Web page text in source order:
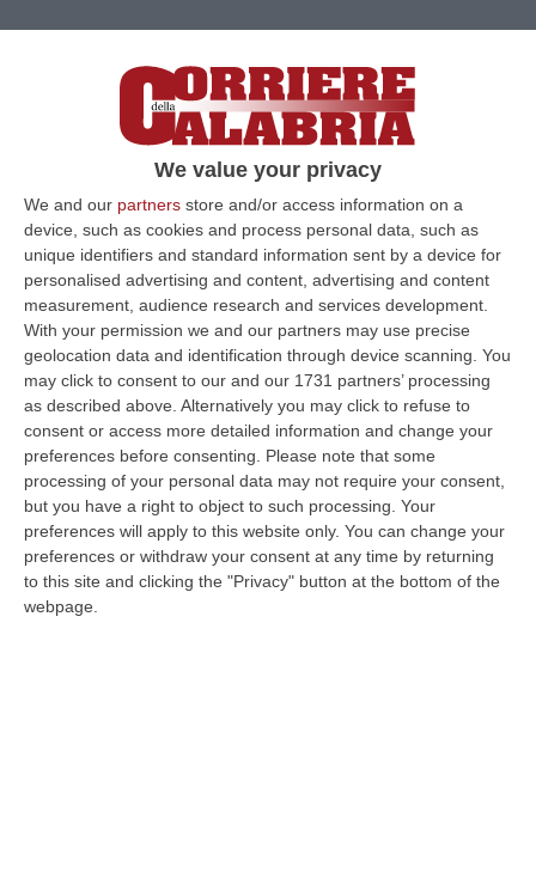
We value your privacy
We and our partners store and/or access information on a
device, such as cookies and process personal data, such as
unique identifiers and standard information sent by a device for
personalised advertising and content, advertising and content
measurement, audience research and services development.
With your permission we and our partners may use precise
geolocation data and identification through device scanning. You
may click to consent to our and our 1731 partners’ processing
as described above. Alternatively you may click to refuse to
consent or access more detailed information and change your
preferences before consenting. Please note that some
processing of your personal data may not require your consent,
but you have a right to object to such processing. Your
preferences will apply to this website only. You can change your
preferences or withdraw your consent at any time by returning
to this site and clicking the "Privacy" button at the bottom of the
webpage.
Clicca e segui “Corriere della Calabria” su Google News
CATANZAROIl brand Beatrice Palma, nato a
Milano nel 2022, ha voluto rendere omaggio
alla città d’origine delle stiliste, con un evento
unico, un fashion show nella raffinata cornice
del Complesso Monumentale San Giovanni di
Catanzaro, trasformatosi per l’occasione in
una vera passerella di alta moda. Un evento
straordinario, organizzato dall’agenzia
“Present&Future”, che ha celebrato la
passione, la creatività e la bellezza, portando
in scena l’esclusiva collezione delle stiliste
Rosa Lacava e Palma Spina, fondatrici del
brand. La sfilata non è stata solo una